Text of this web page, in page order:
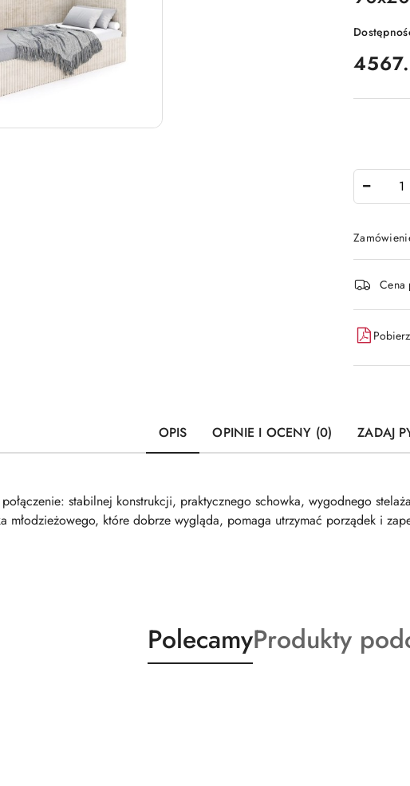
cena:
i
Cena
OPIS OPINIE I OCENY (0) ZADAJ
stabilnej konstrukcji, praktycznego schowka, wygodnego
młodzieżowego, które dobrze wygląda, pomaga utrzymać porządek i
Produkty
o
PolecamyProdukty
o
Produkty